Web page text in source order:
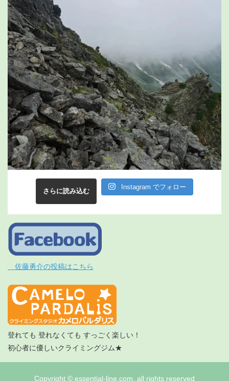
さらに読み込む
Instagram でフォロー
佐藤勇介の投稿はこちら
登れても 登れなくても すっごく楽しい！
初心者に優しいクライミングジム★
Copyright © essential-line.com, all rights reserved